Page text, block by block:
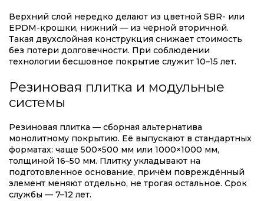
Верхний слой нередко делают из цветной SBR- или
EPDM-крошки, нижний — из чёрной вторичной.
Такая двухслойная конструкция снижает стоимость
без потери долговечности. При соблюдении
технологии бесшовное покрытие служит 10–15 лет.
Резиновая плитка и модульные
системы
Резиновая плитка — сборная альтернатива
монолитному покрытию. Её выпускают в стандартных
форматах: чаще 500×500 мм или 1000×1000 мм,
толщиной 16–50 мм. Плитку укладывают на
подготовленное основание, причём повреждённый
элемент меняют отдельно, не трогая остальное. Срок
службы — 7–12 лет.